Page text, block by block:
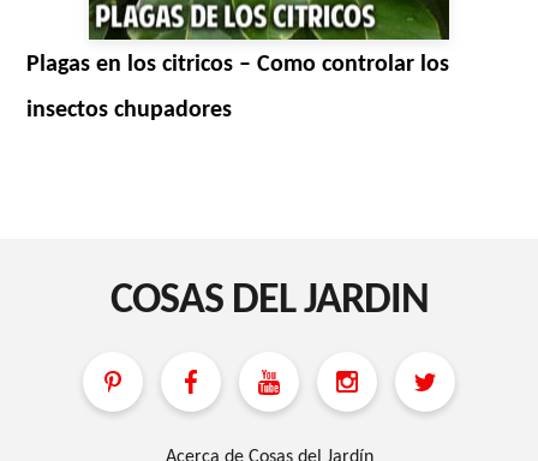
Plagas en los citricos – Como controlar los
insectos chupadores
COSAS DEL JARDIN